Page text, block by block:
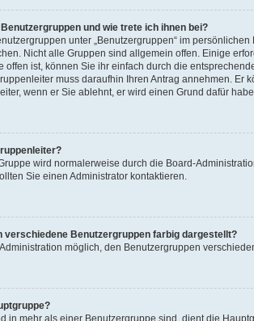
und wie trete ich ihnen bei?
unter „Benutzergruppen“ im
Nicht alle Gruppen sind allgemein offen. Einige
offen ist, können Sie ihr einfach durch die
muss daraufhin Ihren Antrag annehmen.
wenn er Sie ablehnt, er wird einen Grund dafür
wird normalerweise durch die Board-
Sie einen Administrator kontaktieren.
verschiedene Benutzergruppen farbig dargestellt?
möglich, den Benutzergruppen
in mehr als einer Benutzergruppe sind, dient die